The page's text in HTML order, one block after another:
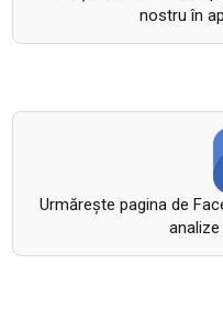
nostru în
Urmăreşte pagina de